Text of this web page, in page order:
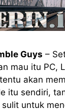
Guys –
mau itu PC,
akan
itu sendiri,
untuk